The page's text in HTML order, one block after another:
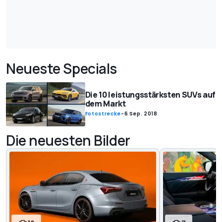
Neueste Specials
Die 10 leistungsstärksten SUVs auf
dem Markt
Fotostrecke-6 Sep. 2018
Die neuesten Bilder